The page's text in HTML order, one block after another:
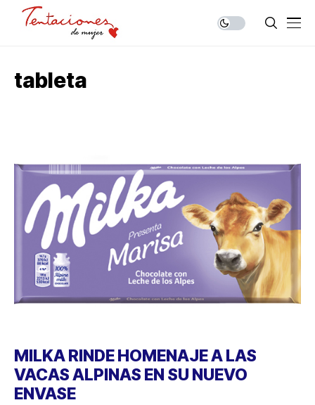
tableta
MILKA RINDE HOMENAJE A LAS
VACAS ALPINAS EN SU NUEVO
ENVASE